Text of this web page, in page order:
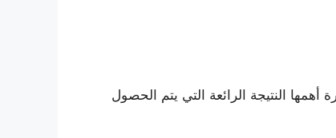
النتيجة الرائعة التي يتم الحصول